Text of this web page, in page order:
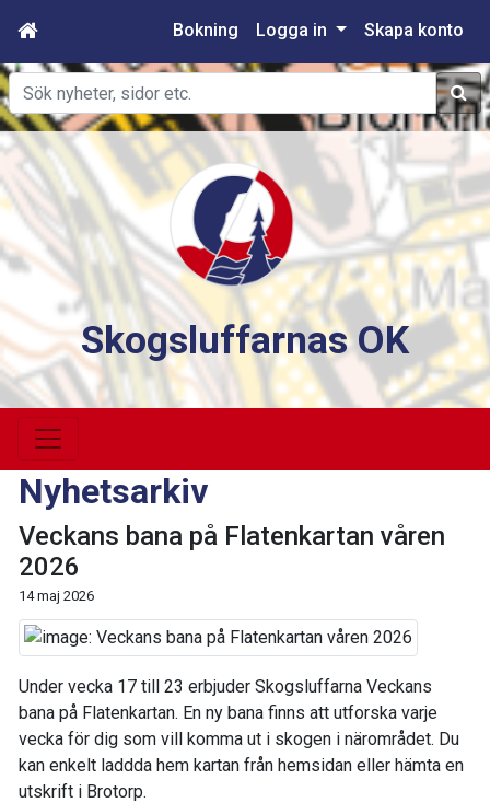
Bokning Logga in Skapa konto
Sök
Skogsluffarnas OK
Nyhetsarkiv
Veckans bana på Flatenkartan våren
2026
14 maj 2026
Under vecka 17 till 23 erbjuder Skogsluffarna Veckans
bana på Flatenkartan. En ny bana finns att utforska varje
vecka för dig som vill komma ut i skogen i närområdet. Du
kan enkelt laddda hem kartan från hemsidan eller hämta en
utskrift i Brotorp.